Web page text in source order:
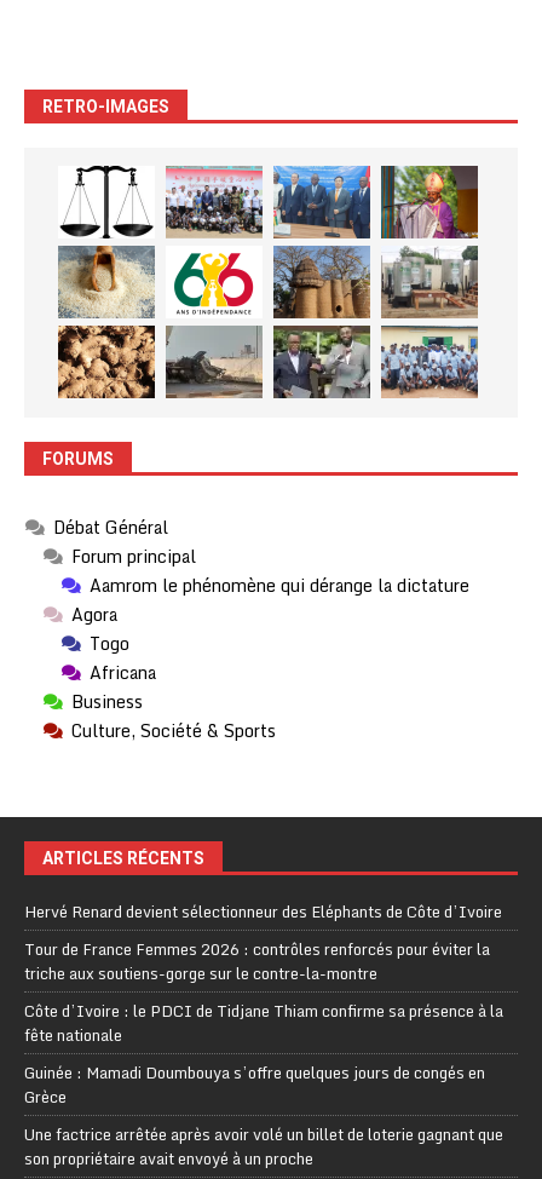
RETRO-IMAGES
FORUMS
Débat Général
Forum principal
Aamrom le phénomène qui dérange la dictature
Agora
Togo
Africana
Business
Culture, Société & Sports
ARTICLES RÉCENTS
Hervé Renard devient sélectionneur des Eléphants de Côte d’Ivoire
Tour de France Femmes 2026 : contrôles renforcés pour éviter la
triche aux soutiens-gorge sur le contre-la-montre
Côte d’Ivoire : le PDCI de Tidjane Thiam confirme sa présence à la
fête nationale
Guinée : Mamadi Doumbouya s’offre quelques jours de congés en
Grèce
Une factrice arrêtée après avoir volé un billet de loterie gagnant que
son propriétaire avait envoyé à un proche